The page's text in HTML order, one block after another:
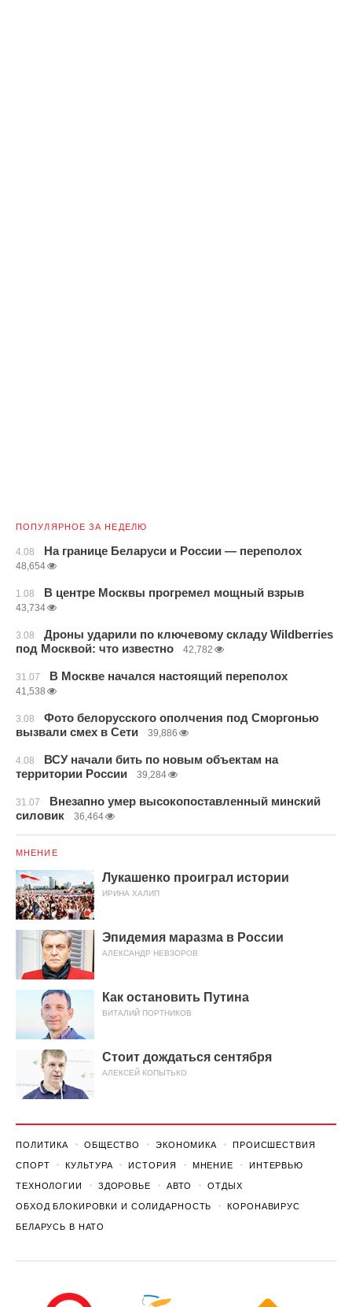
ПОПУЛЯРНОЕ ЗА НЕДЕЛЮ
4.08 На границе Беларуси и России — переполох
48,654
1.08 В центре Москвы прогремел мощный взрыв
43,734
3.08
Дроны ударили по ключевому складу Wildberries
под Москвой: что известно
42,782
31.07 В Москве начался настоящий переполох
41,538
3.08
Фото белорусского ополчения под Сморгонью
вызвали смех в Сети
39,886
4.08
ВСУ начали бить по новым объектам на
территории России
39,284
31.07
Внезапно умер высокопоставленный минский
силовик
36,464
МНЕНИЕ
Лукашенко проиграл истории
ИРИНА ХАЛИП
Эпидемия маразма в России
АЛЕКСАНДР НЕВЗОРОВ
Как остановить Путина
ВИТАЛИЙ ПОРТНИКОВ
Стоит дождаться сентября
АЛЕКСЕЙ КОПЫТЬКО
ПОЛИТИКА ОБЩЕСТВО ЭКОНОМИКА ПРОИСШЕСТВИЯ
СПОРТ КУЛЬТУРА ИСТОРИЯ МНЕНИЕ ИНТЕРВЬЮ
ТЕХНОЛОГИИ ЗДОРОВЬЕ АВТО ОТДЫХ
ОБХОД БЛОКИРОВКИ И СОЛИДАРНОСТЬ КОРОНАВИРУС
БЕЛАРУСЬ В НАТО